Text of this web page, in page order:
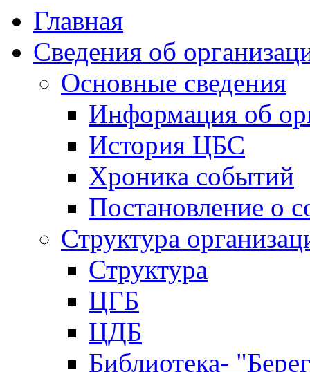
Главная
Сведения об
Основные сведения
Информация об
История ЦБС
Хроника событий
Постановление о
Структура
Структура
ЦГБ
ЦДБ
Библиотека-